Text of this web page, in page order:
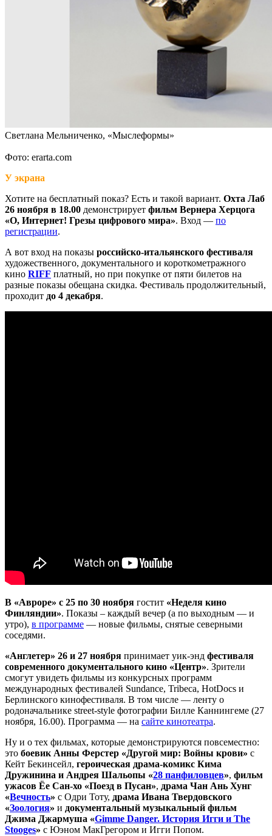
Светлана Мельниченко, «Мыслеформы»
Фото: erarta.com
У экрана
Хотите на бесплатный показ? Есть и такой вариант. Охта Лаб
26 ноября в 18.00 демонстрирует фильм Вернера Херцога
«О, Интернет! Грезы цифрового мира». Вход — по
регистрации.
А вот вход на показы российско-итальянского фестиваля
художественного, документального и короткометражного
кино RIFF платный, но при покупке от пяти билетов на
разные показы обещана скидка. Фестиваль продолжительный,
проходит до 4 декабря.
В «Авроре» с 25 по 30 ноября гостит «Неделя кино
Финляндии». Показы – каждый вечер (а по выходным — и
утро), в программе — новые фильмы, снятые северными
соседями.
«Англетер» 26 и 27 ноября принимает уик-энд фестиваля
современного документального кино «Центр». Зрители
смогут увидеть фильмы из конкурсных программ
международных фестивалей Sundance, Tribeca, HotDocs и
Берлинского кинофестиваля. В том числе — ленту о
родоначальнике street-style фотографии Билле Каннингеме (27
ноября, 16.00). Программа — на сайте кинотеатра.
Ну и о тех фильмах, которые демонстрируются повсеместно:
это боевик Анны Ферстер «Другой мир: Войны крови» с
Кейт Бекинсейл, героическая драма-комикс Кима
Дружинина и Андрея Шальопы «28 панфиловцев», фильм
ужасов Ёе Сан-хо «Поезд в Пусан», драма Чан Ань Хунг
«Вечность» с Одри Тоту, драма Ивана Твердовского
«Зоология» и документальный музыкальный фильм
Джима Джармуша «Gimme Danger. История Игги и The
Stooges» с Юэном МакГрегором и Игги Попом.